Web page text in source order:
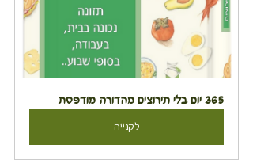
365 יום בלי תירוצים מהדורה מודפסת
לקנייה